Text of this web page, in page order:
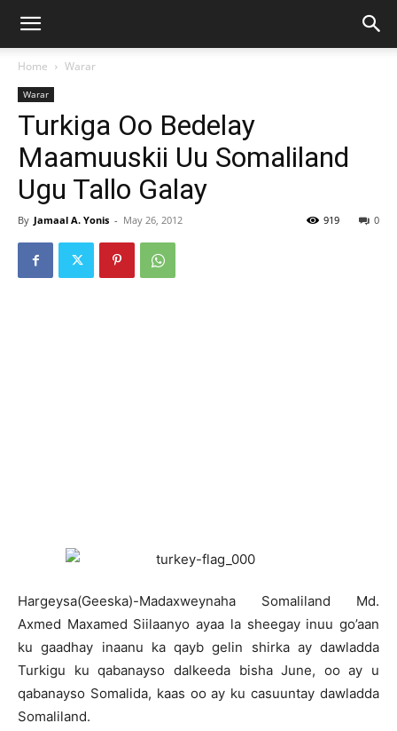
Home Warar
Warar
Turkiga Oo Bedelay
Maamuuskii Uu Somaliland
Ugu Tallo Galay
By Jamaal A. Yonis - May 26, 2012 0
919
Hargeysa(Geeska)-Madaxweynaha Somaliland Md.
Axmed Maxamed Siilaanyo ayaa la sheegay inuu go’aan
ku gaadhay inaanu ka qayb gelin shirka ay dawladda
Turkigu ku qabanayso dalkeeda bisha June, oo ay u
qabanayso Somalida, kaas oo ay ku casuuntay dawladda
Somaliland.